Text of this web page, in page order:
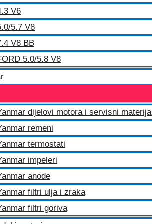
V6
5.7 V8
V8 BB
5.0/5.8 V8
dijelovi motora i servisni
remeni
termostati
impeleri
anode
filtri ulja i zraka
filtri goriva